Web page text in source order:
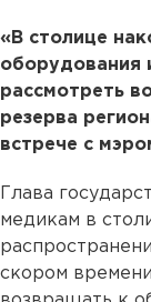
«В столице
оборудования
рассмотреть
резерва
встрече с
Глава
медикам в
скором